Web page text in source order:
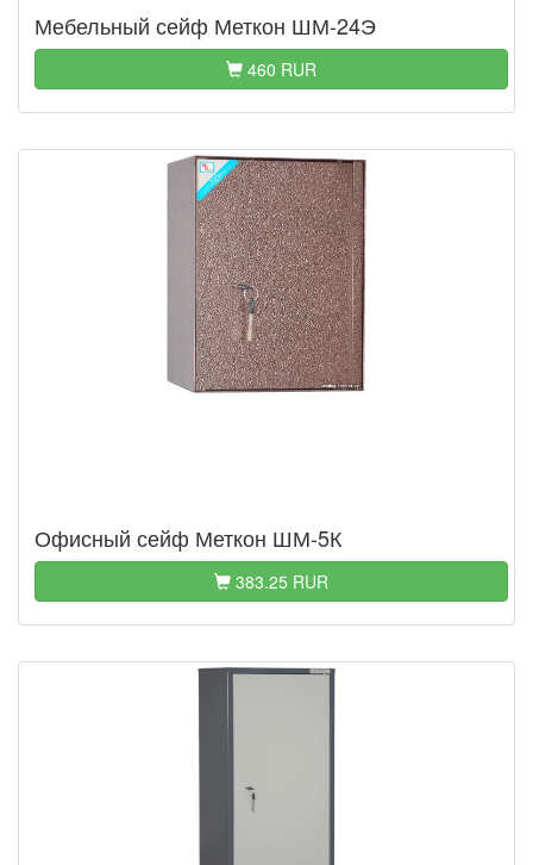
Мебельный сейф Меткон ШМ-24Э
460 RUR
Офисный сейф Меткон ШМ-5К
383.25 RUR